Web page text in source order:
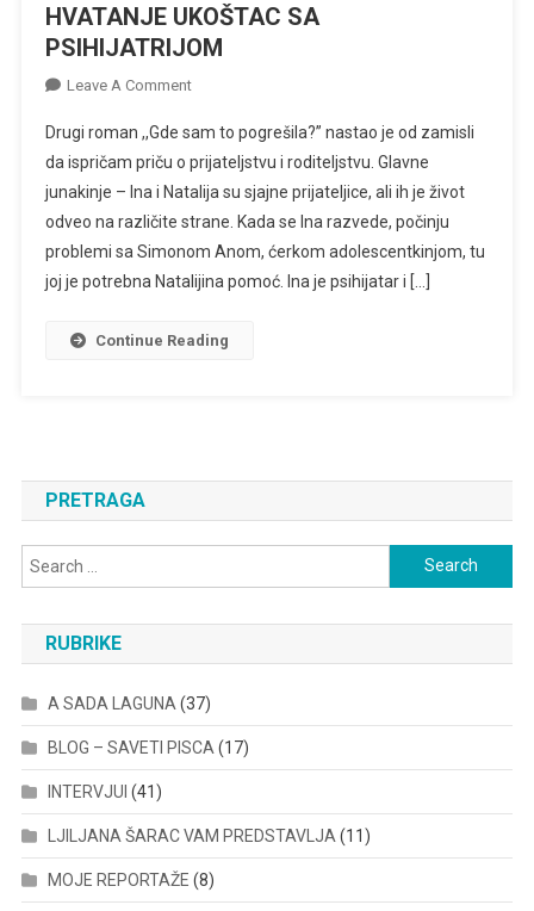
HVATANJE UKOŠTAC SA
PSIHIJATRIJOM
Leave A CommentOn
UKOŠTAC
SA
PSIHIJATRIJOM
Drugi roman ,,Gde sam to pogrešila?” nastao je od zamisli
da ispričam priču o prijateljstvu i roditeljstvu. Glavne
junakinje – Ina i Natalija su sjajne prijateljice, ali ih je život
odveo na različite strane. Kada se Ina razvede, počinju
problemi sa Simonom Anom, ćerkom adolescentkinjom, tu
joj je potrebna Natalijina pomoć. Ina je psihijatar i […]
Continue Reading
PRETRAGA
Search
for:
RUBRIKE
A SADA LAGUNA (37)
BLOG – SAVETI PISCA (17)
INTERVJUI (41)
LJILJANA ŠARAC VAM PREDSTAVLJA (11)
MOJE REPORTAŽE (8)